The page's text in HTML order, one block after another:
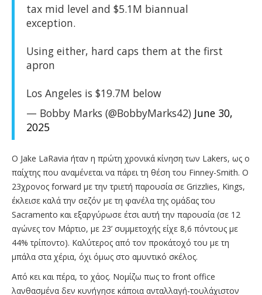
tax mid level and $5.1M biannual
exception.
Using either, hard caps them at the first
apron
Los Angeles is $19.7M below
— Bobby Marks (@BobbyMarks42) June 30,
2025
Ο Jake LaRavia ήταν η πρώτη χρονικά κίνηση των Lakers, ως ο
παίχτης που αναμένεται να πάρει τη θέση του Finney-Smith. O
23χρονος forward με την τριετή παρουσία σε Grizzlies, Kings,
έκλεισε καλά την σεζόν με τη φανέλα της ομάδας του
Sacramento και εξαργύρωσε έτσι αυτή την παρουσία (σε 12
αγώνες τον Μάρτιο, με 23’ συμμετοχής είχε 8,6 πόντους με
44% τρίποντο). Kαλύτερος από τον προκάτοχό του με τη
μπάλα στα χέρια, όχι όμως στο αμυντικό σκέλος.
Από κει και πέρα, το χάος. Νομίζω πως το front office
λανθασμένα δεν κυνήγησε κάποια ανταλλαγή-τουλάχιστον